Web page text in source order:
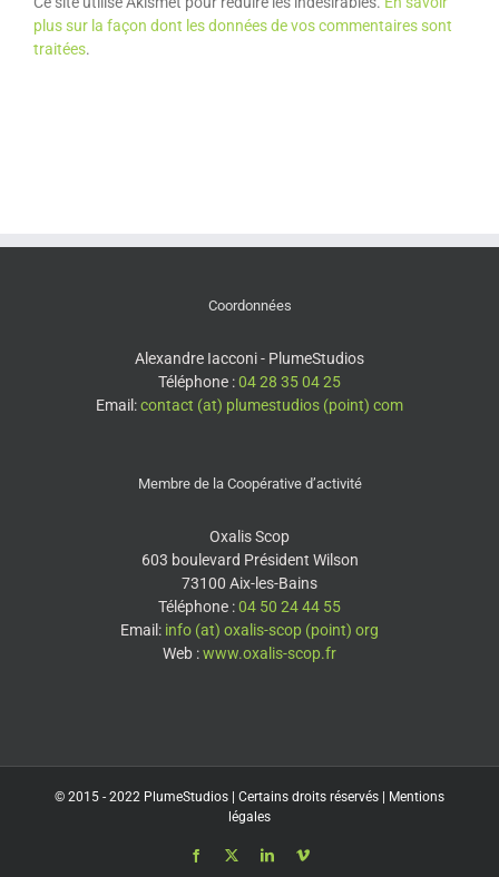
plus sur la façon dont les données de vos commentaires sont
traitées.
Coordonnées
Alexandre Iacconi - PlumeStudios
Téléphone :04 28 35 04 25
Email:contact (at) plumestudios (point) com
Membre de la Coopérative d’activité
Oxalis Scop
603 boulevard Président Wilson
73100 Aix-les-Bains
Téléphone :04 50 24 44 55
Email: info (at) oxalis-scop (point) org
Web :www.oxalis-scop.fr
© 2015 - 2022 PlumeStudios | Certains droits réservés | Mentions
légales
Facebook LinkedInVimeo